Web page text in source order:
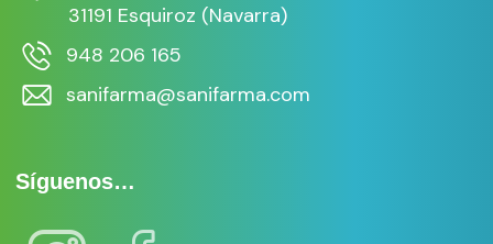
31191 Esquiroz (Navarra)
948 206 165
sanifarma@sanifarma.com
Síguenos…